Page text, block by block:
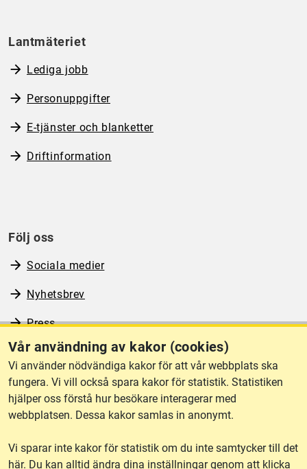
Vår användning av kakor (cookies)
Vi använder nödvändiga kakor för att vår webbplats ska
fungera. Vi vill också spara kakor för statistik. Statistiken
hjälper oss förstå hur besökare interagerar med
webbplatsen. Dessa kakor samlas in anonymt.
Vi sparar inte kakor för statistik om du inte samtycker till det
här. Du kan alltid ändra dina inställningar genom att klicka
Lantmäteriet
Lediga jobb
Personuppgifter
E-tjänster och blanketter
Driftinformation
Följ oss
Sociala medier
Nyhetsbrev
Press
RSS
Om webbplatsen
Tillgänglighet